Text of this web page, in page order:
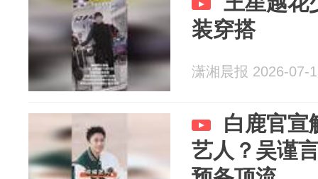
装穿搭
潇湘晨报 2026-07-
白鹿官宣
艺人？吴谨